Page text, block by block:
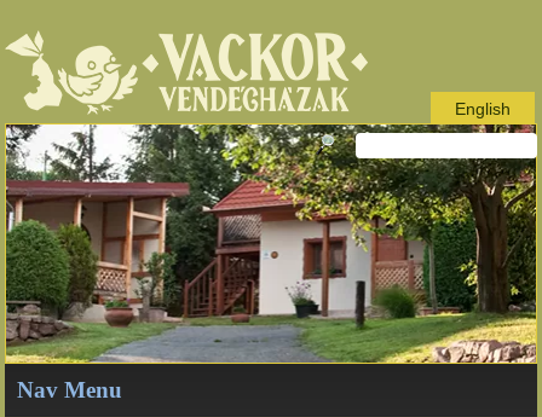
English
Nav Menu